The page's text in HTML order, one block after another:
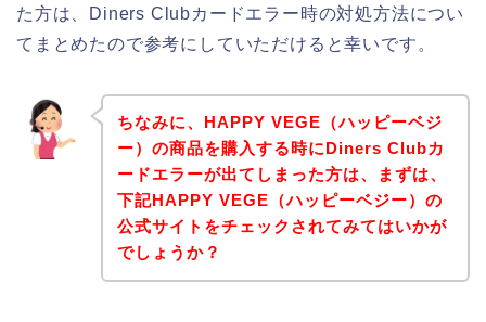
た方は、Diners Clubカードエラー時の対処方法につい
てまとめたので参考にしていただけると幸いです。
ちなみに、HAPPY VEGE（ハッピーベジ
ー）の商品を購入する時にDiners Clubカ
ードエラーが出てしまった方は、まずは、
下記HAPPY VEGE（ハッピーベジー）の
公式サイトをチェックされてみてはいかが
でしょうか？